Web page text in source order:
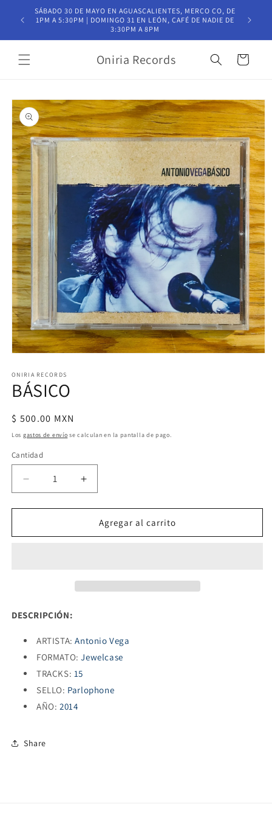
directamente
al contenido
SÁBADO 30 DE MAYO EN AGUASCALIENTES, MERCO CO, DE
1PM A 5:30PM | DOMINGO 31 EN LEÓN, CAFÉ DE NADIE DE
3:30PM A 8PM
Oniria Records Carrito
directamente
a la
información
del producto
multimedia
1
en
modal
ONIRIA RECORDS
BÁSICO
Precio
habitual
$ 500.00 MXN
Los gastos de envío se calculan en la pantalla de pago.
Cantidad
Reducir
cantidad
para
Aumentar
cantidad
para
BÁSICO
Agregar al carrito
DESCRIPCIÓN:
ARTISTA: Antonio Vega
FORMATO: Jewelcase
TRACKS: 15
SELLO: Parlophone
AÑO: 2014
Share